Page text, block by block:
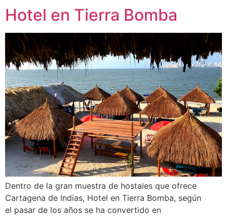
Hotel en Tierra Bomba
Dentro de la gran muestra de hostales que ofrece
Cartagena de Indias, Hotel en Tierra Bomba, según
el pasar de los años se ha convertido en